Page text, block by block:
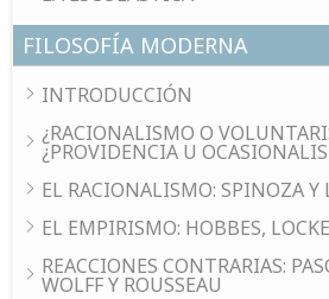
FILOSOFÍA MODERNA
INTRODUCCIÓN
¿RACIONALISMO O
¿PROVIDENCIA U
EL RACIONALISMO: SPINOZA
EL EMPIRISMO: HOBBES,
REACCIONES CONTRARIAS:
WOLFF Y ROUSSEAU